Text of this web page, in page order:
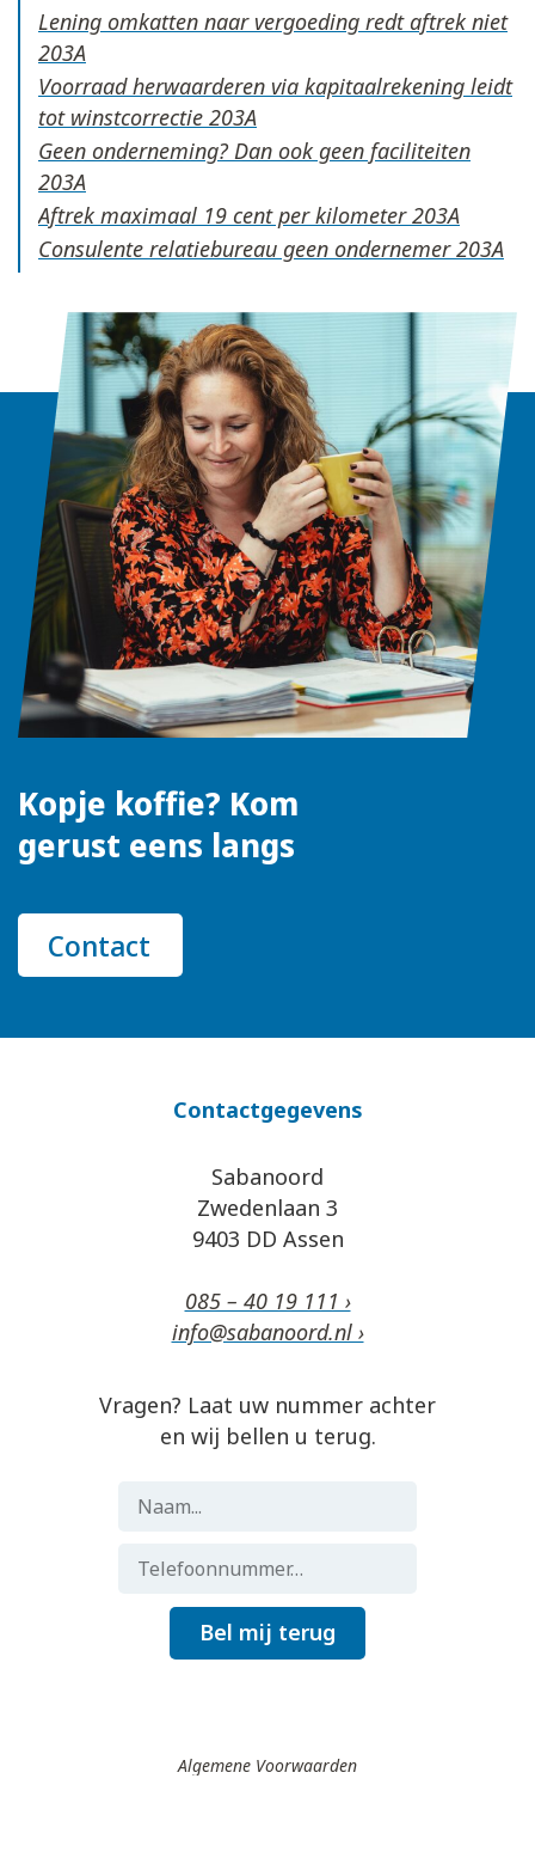
Lening omkatten naar vergoeding redt aftrek niet
Voorraad herwaarderen via kapitaalrekening leidt
tot winstcorrectie
Geen onderneming? Dan ook geen faciliteiten
Aftrek maximaal 19 cent per kilometer
Consulente relatiebureau geen ondernemer
Kopje koffie? Kom
gerust eens langs
Contact
Contactgegevens
Sabanoord
Zwedenlaan 3
9403 DD Assen
085 – 40 19 111 ›
info@sabanoord.nl ›
Vragen? Laat uw nummer achter
en wij bellen u terug.
Bel mij terug
Algemene Voorwaarden